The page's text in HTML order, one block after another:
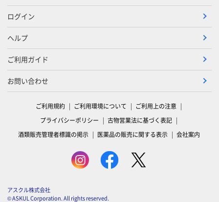
ログイン
ヘルプ
ご利用ガイド
お問い合わせ
ご利用規約 ご利用環境について
ご利用上の注意
プライバシーポリシー
古物営業法に基づく表記
酒類販売管理者標識の掲示
医薬品の販売に関する表示 会社案内
アスクル株式会社
© ASKUL Corporation. All rights reserved.